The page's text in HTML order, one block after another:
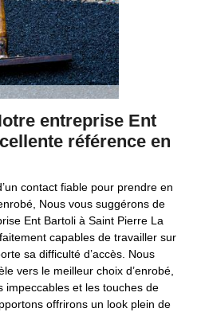
entreprise Ent
référence en
contact fiable pour prendre en
Nous vous suggérons de
Ent Bartoli à Saint Pierre La
capables de travailler sur
sa difficulté d’accès. Nous
vers le meilleur choix d’enrobé,
impeccables et les touches de
offrirons un look plein de